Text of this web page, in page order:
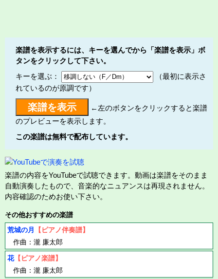
楽譜を表示するには、キーを選んでから「楽譜を表示」ボ
タンをクリックして下さい。
キーを選ぶ：
（最初に表示さ
れているのが原調です）
←左のボタンをクリックすると楽譜
のプレビューを表示します。
この楽譜は無料で配布しています。
楽譜の内容をYouTubeで試聴できます。動画は楽譜をそのまま
自動演奏したもので、音楽的なニュアンスは再現されません。
内容確認のためお使い下さい。
その他おすすめの楽譜
荒城の月
【ピアノ伴奏譜】
作曲：瀧 廉太郎
花【ピアノ楽譜】
作曲：瀧 廉太郎